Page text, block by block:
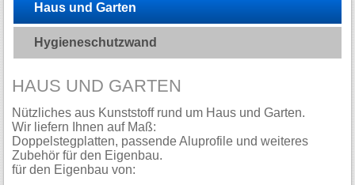
Haus und Garten
Hygieneschutzwand
HAUS UND GARTEN
Nützliches aus Kunststoff rund um Haus und Garten.
Wir liefern Ihnen auf Maß:
Doppelstegplatten, passende Aluprofile und weiteres
Zubehör für den Eigenbau.
für den Eigenbau von: